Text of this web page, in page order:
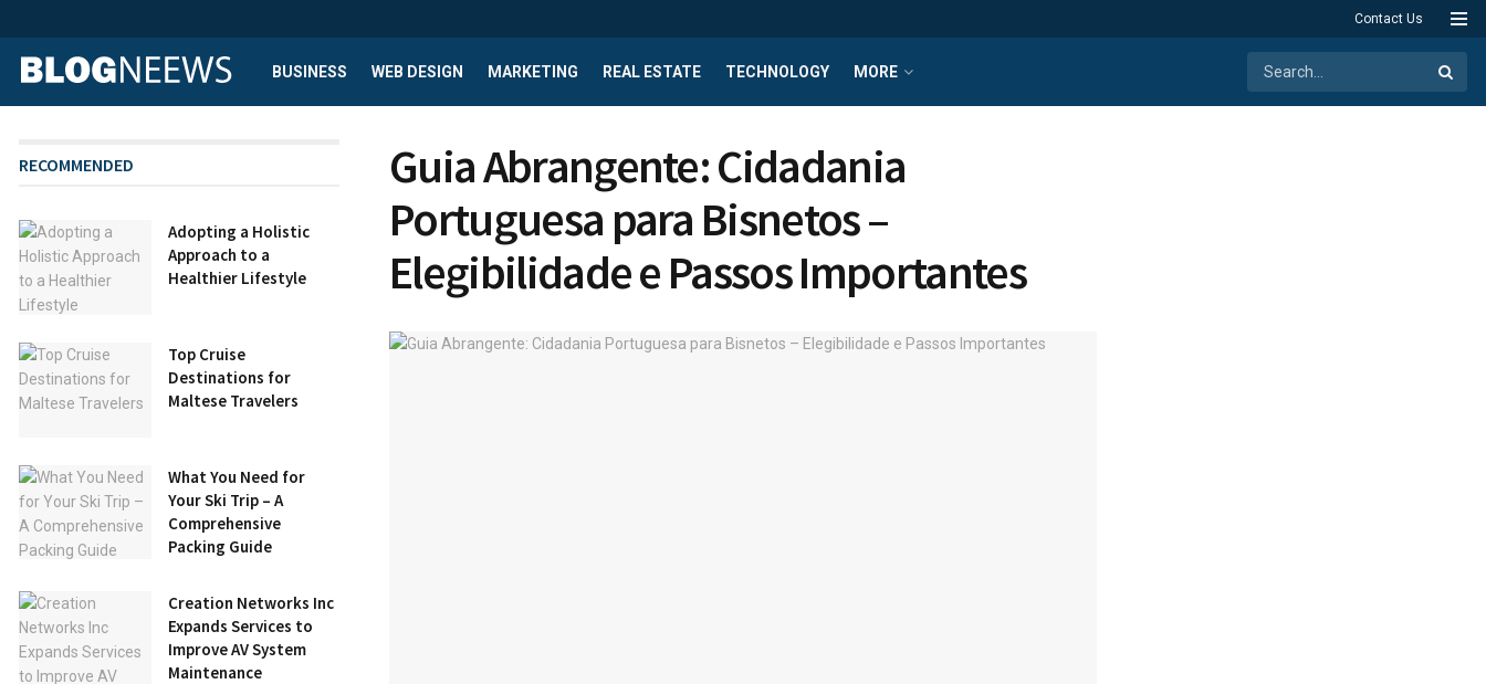
Contact Us
BUSINESS WEB DESIGN MARKETING REAL ESTATE TECHNOLOGY MORE
Guia Abrangente: Cidadania
Portuguesa para Bisnetos –
Elegibilidade e Passos Importantes
RECOMMENDED
Adopting a Holistic
Approach to a
Healthier Lifestyle
Top Cruise
Destinations for
Maltese Travelers
What You Need for
Your Ski Trip – A
Comprehensive
Packing Guide
Creation Networks Inc
Expands Services to
Improve AV System
Maintenance